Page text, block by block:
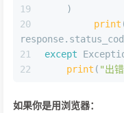
    )
print
except
print ( "出
如果你是用浏览器：